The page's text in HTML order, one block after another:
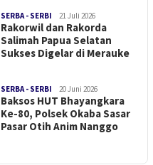
SERBA - SERBI 21 Juli 2026
Rakorwil dan Rakorda
Salimah Papua Selatan
Sukses Digelar di Merauke
SERBA - SERBI 20 Juni 2026
Baksos HUT Bhayangkara
Ke-80, Polsek Okaba Sasar
Pasar Otih Anim Nanggo